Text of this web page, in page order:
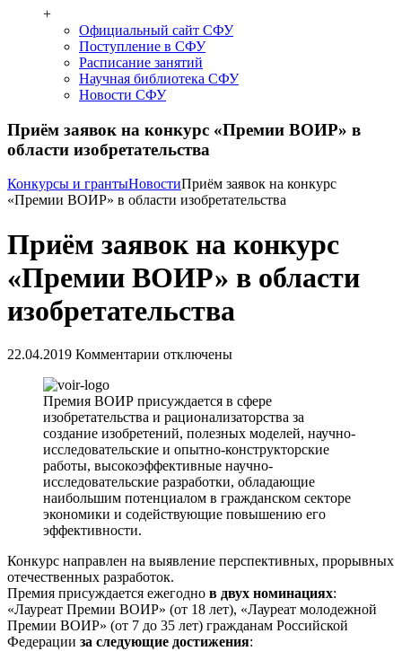
+
Официальный сайт СФУ
Поступление в СФУ
Расписание занятий
Научная библиотека СФУ
Новости СФУ
Приём заявок на конкурс «Премии ВОИР» в
области изобретательства
Конкурсы и грантыНовостиПриём заявок на конкурс
«Премии ВОИР» в области изобретательства
Приём заявок на конкурс
«Премии ВОИР» в области
изобретательства
22.04.2019 Комментарии отключены
Премия ВОИР присуждается в сфере
изобретательства и рационализаторства за
создание изобретений, полезных моделей, научно-
исследовательские и опытно-конструкторские
работы, высокоэффективные научно-
исследовательские разработки, обладающие
наибольшим потенциалом в гражданском секторе
экономики и содействующие повышению его
эффективности.
Конкурс направлен на выявление перспективных, прорывных
отечественных разработок.
Премия присуждается ежегодно в двух номинациях:
«Лауреат Премии ВОИР» (от 18 лет), «Лауреат молодежной
Премии ВОИР» (от 7 до 35 лет) гражданам Российской
Федерации за следующие достижения: